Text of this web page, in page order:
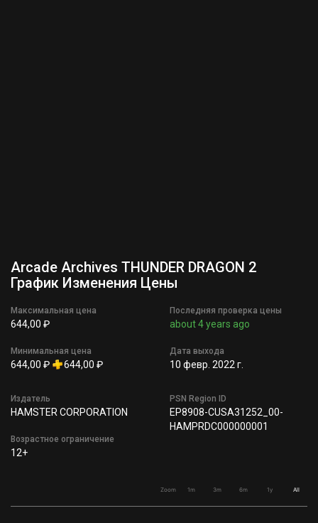
Arcade Archives THUNDER DRAGON 2
График Изменения Цены
Максимальная цена
644,00 ₽
Минимальная цена
644,00 ₽ 644,00 ₽
Последняя проверка цены
about 4 years ago
Дата выхода
10 февр. 2022 г.
Издатель
HAMSTER CORPORATION
Возрастное ограничение
12+
PSN Region ID
EP8908-CUSA31252_00-
HAMPRDC000000001
Zoom 1m 3m 6m 1y All